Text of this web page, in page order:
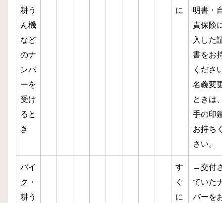
耕う
ん機
など
のナ
ンバ
ーを
受け
ると
き
に
明書・
責保険
入した
書をお
くださ
名義変
ときは
手の印
お持ち
さい。
バイ
ク・
耕う
す
ぐ
に
→交付
ていた
バーを